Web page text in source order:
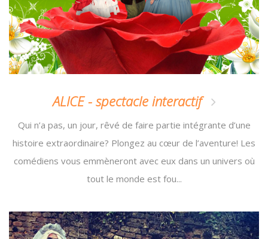
ALICE - spectacle interactif
Qui n’a pas, un jour, rêvé de faire partie intégrante d’une
histoire extraordinaire? Plongez au cœur de l’aventure! Les
comédiens vous emmèneront avec eux dans un univers où
tout le monde est fou...